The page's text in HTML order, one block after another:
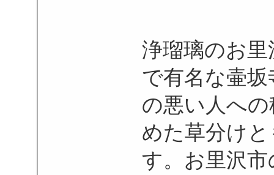
浄瑠璃のお里
で有名な壷
の悪い人へ
めた草分け
す。お里沢